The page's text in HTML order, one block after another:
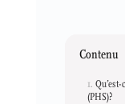
Contenu
(PHS)?